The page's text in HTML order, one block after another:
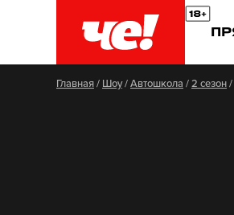
Главная/ Шоу/Автошкола /2 сезон/